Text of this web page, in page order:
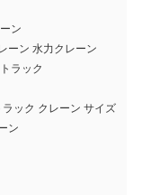
ン
ーン 水力クレーン
ラック
ック クレーン サイズ
ン